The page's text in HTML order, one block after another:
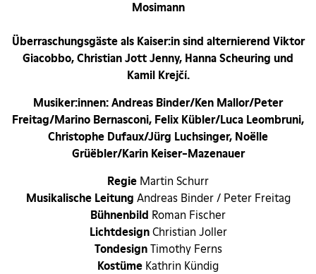
Mosimann
Überraschungsgäste als Kaiser:in sind alternierend Viktor
Giacobbo, Christian Jott Jenny, Hanna Scheuring und
Kamil Krejčí.
Musiker:innen: Andreas Binder/Ken Mallor/Peter
Freitag/Marino Bernasconi, Felix Kübler/Luca Leombruni,
Christophe Dufaux/Jürg Luchsinger, Noëlle
Grüëbler/Karin Keiser-Mazenauer
Regie Martin Schurr
Musikalische Leitung Andreas Binder / Peter Freitag
Bühnenbild Roman Fischer
LichtdesignChristian Joller
TondesignTimothy Ferns
Kostüme Kathrin Kündig